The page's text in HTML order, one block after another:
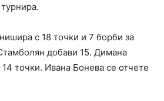
с 18 точки и 7 борби за
добави 15. Димана
14 точки. Ивана Бонева се отчете